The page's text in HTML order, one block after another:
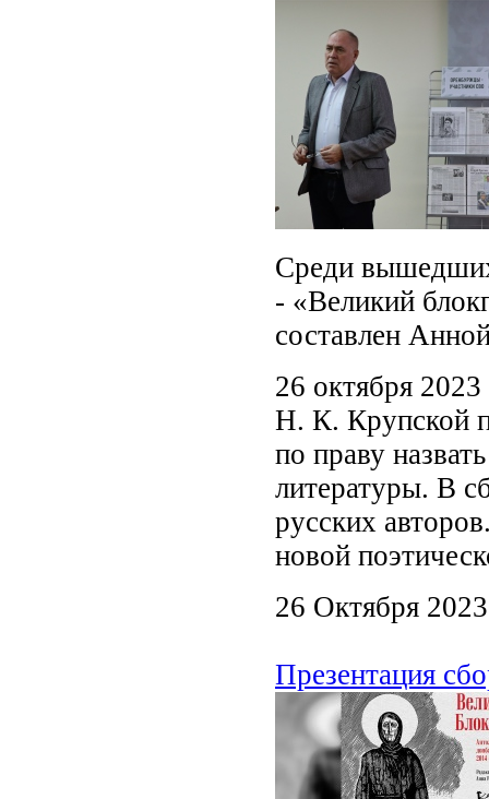
Среди вышедших
- «Великий
составлен
26 октября
Н. К. Крупской
по праву
литературы. В
русских
новой
26 Октября 2023
Презентация